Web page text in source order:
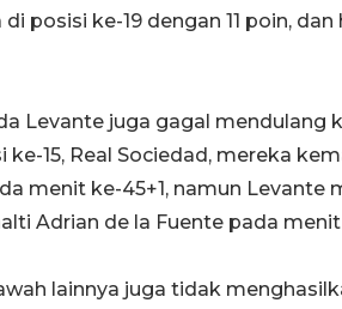
posisi ke-19 dengan 11 poin,
Levante juga gagal mendulang
ke-15, Real Sociedad, mereka
menit ke-45+1, namun Levante
Adrian de la Fuente pada
lainnya juga tidak